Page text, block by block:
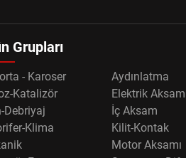
Grupları
- Karoser
Aydınlatma
Katalizör
Elektrik
Debriyaj
İç Aksam
Klima
Kilit-Kontak
Motor Aksamı